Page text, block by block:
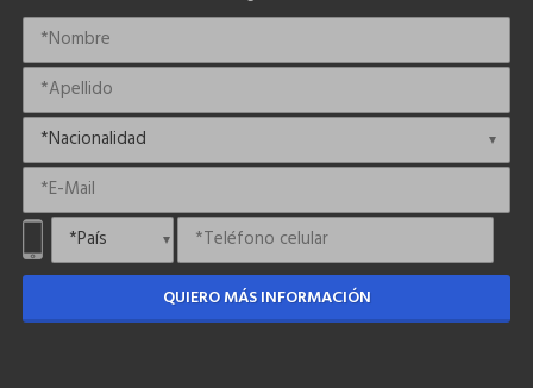
QUIERO MÁS INFORMACIÓN